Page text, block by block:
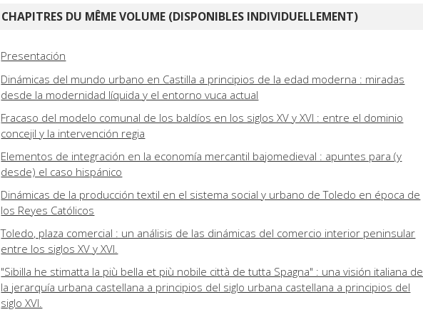
CHAPITRES DU MÊME VOLUME (DISPONIBLES INDIVIDUELLEMENT)
Presentación
Dinámicas del mundo urbano en Castilla a principios de la edad moderna : miradas
desde la modernidad líquida y el entorno vuca actual
Fracaso del modelo comunal de los baldíos en los siglos XV y XVI : entre el dominio
concejil y la intervención regia
Elementos de integración en la economía mercantil bajomedieval : apuntes para (y
desde) el caso hispánico
Dinámicas de la producción textil en el sistema social y urbano de Toledo en época de
los Reyes Católicos
Toledo, plaza comercial : un análisis de las dinámicas del comercio interior peninsular
entre los siglos XV y XVI.
"Sibilla he stimatta la più bella et più nobile città de tutta Spagna" : una visión italiana de
la jerarquía urbana castellana a principios del siglo urbana castellana a principios del
siglo XVI.